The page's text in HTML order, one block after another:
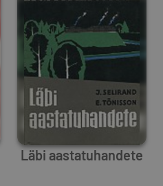
Läbi aastatuhandete